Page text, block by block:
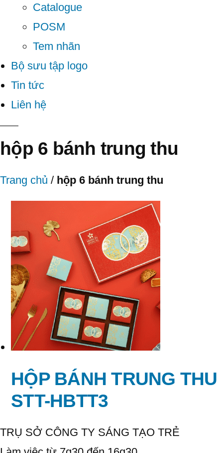
Catalogue
POSM
Tem nhãn
Bộ sưu tập logo
Tin tức
Liên hệ
hộp 6 bánh trung thu
Trang chủ / hộp 6 bánh trung thu
HỘP BÁNH TRUNG THU
STT-HBTT3
TRỤ SỞ CÔNG TY SÁNG TẠO TRẺ